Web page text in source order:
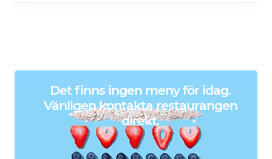
Det finns ingen meny för idag.
Vänligen kontakta restaurangen
direkt.